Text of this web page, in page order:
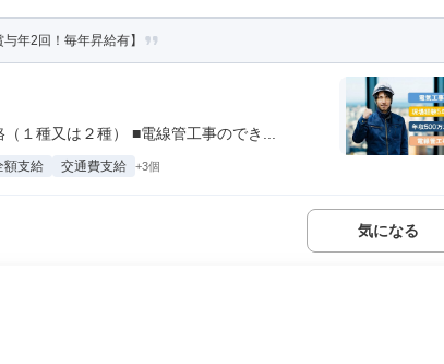
年2回！毎年昇給有】
１種又は２種） ■電線管工事のでき...
額支給 交通費支給 +3個
気になる